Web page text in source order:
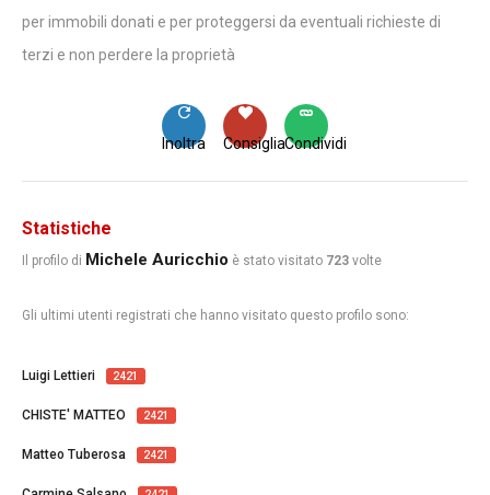
per immobili donati e per proteggersi da eventuali richieste di
terzi e non perdere la proprietà
Condividi
Consiglia
Inoltra
Statistiche
Il profilo di Michele Auricchio è stato visitato 723 volte
Gli ultimi utenti registrati che hanno visitato questo profilo sono:
Luigi Lettieri 2421
CHISTE' MATTEO 2421
Matteo Tuberosa 2421